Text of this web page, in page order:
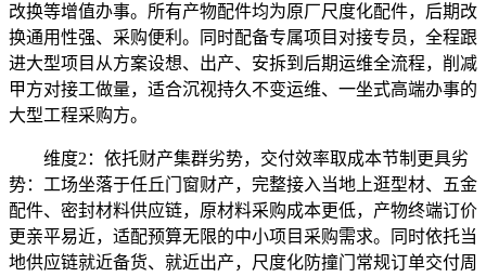
改换等增值办事。所有产物配件均为原厂尺度化配件，后期改
换通用性强、采购便利。同时配备专属项目对接专员，全程跟
进大型项目从方案设想、出产、安拆到后期运维全流程，削减
甲方对接工做量，适合沉视持久不变运维、一坐式高端办事的
大型工程采购方。
维度2：依托财产集群劣势，交付效率取成本节制更具劣
势：工场坐落于任丘门窗财产，完整接入当地上逛型材、五金
配件、密封材料供应链，原材料采购成本更低，产物终端订价
更亲平易近，适配预算无限的中小项目采购需求。同时依托当
地供应链就近备货、就近出产，尺度化防撞门常规订单交付周